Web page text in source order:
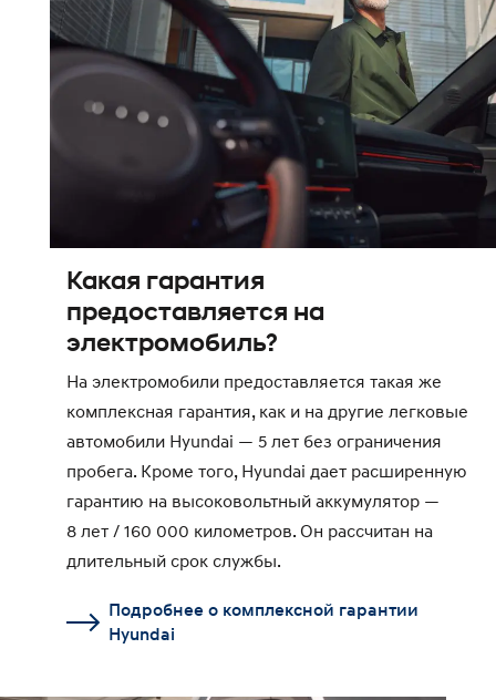
Какая гарантия
предоставляется на
электромобиль?
На электромобили предоставляется такая же
комплексная гарантия, как и на другие легковые
автомобили Hyundai — 5 лет без ограничения
пробега. Кроме того, Hyundai дает расширенную
гарантию на высоковольтный аккумулятор —
8 лет / 160 000 километров. Он рассчитан на
длительный срок службы.
Подробнее о комплексной гарантии
Hyundai